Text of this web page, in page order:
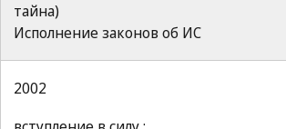
тайна)
Исполнение законов об ИС
2002